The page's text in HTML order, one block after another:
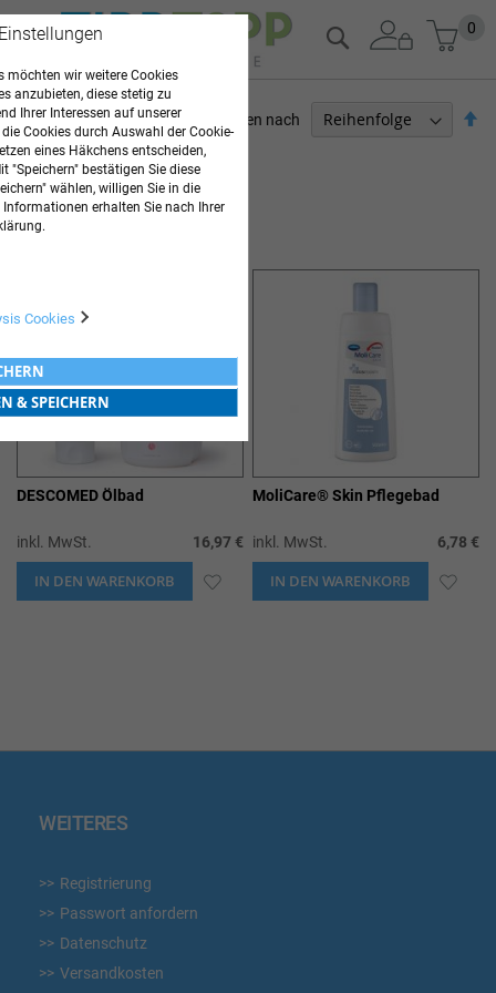
Zum
Inhalt
0
Suche
2Elemente
Sortieren nach
PFLEGEBÄDER
DESCOMED Ölbad
inkl. MwSt. 16,97 €
IN DEN WARENKORB ZUR
MoliCare® Skin Pflegebad
inkl. MwSt. 6,78 €
IN DEN WARENKORB ZUR
PFLEGEBEDARF
WEITERES
Registrierung
Passwort anfordern
Datenschutz
Versandkosten
möchten wir weitere Cookies
anzubieten, diese stetig zu
Ihrer Interessen auf unserer
Cookies durch Auswahl der Cookie-
eines Häkchens entscheiden,
"Speichern" bestätigen Sie diese
wählen, willigen Sie in die
erhalten Sie nach Ihrer
Cookies
& SPEICHERN